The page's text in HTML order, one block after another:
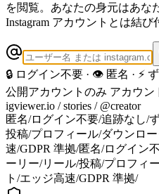
を閲覧。あなたの身元はあ
Instagram アカウントとは結び
🔒 ログイン不要 · 👁️ 匿名 · ⚡
公開アカウントのみ アカウン
igviewer.io /stories / @creator
匿名/ログイン不要/追跡なし/
投稿/プロフィール/ダウンロ
速/GDPR 準拠/匿名/ログイン
ーリー/リール/投稿/プロフィ
ト /エッジ高速/GDPR 準拠/